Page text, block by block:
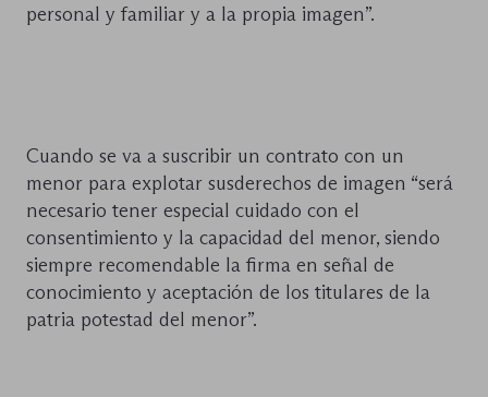
personal y familiar y a la propia imagen”.
Cuando se va a suscribir un contrato con un
menor para explotar susderechos de imagen “será
necesario tener especial cuidado con el
consentimiento y la capacidad del menor, siendo
siempre recomendable la firma en señal de
conocimiento y aceptación de los titulares de la
patria potestad del menor”.